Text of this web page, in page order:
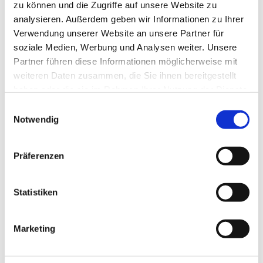
zu können und die Zugriffe auf unsere Website zu
analysieren. Außerdem geben wir Informationen zu Ihrer
Verwendung unserer Website an unsere Partner für
soziale Medien, Werbung und Analysen weiter. Unsere
Partner führen diese Informationen möglicherweise mit
weiteren Daten zusammen, die Sie ihnen bereitgestellt
Notwendig
Präferenzen
Statistiken
Marketing
Verw
endu
ngsz
weck:
welcher Friedhof – Ort, Name, Grab-
Nr., Jahr
Ansprechpartnerin ist Frau Sabine
Reichel
Aktuelles